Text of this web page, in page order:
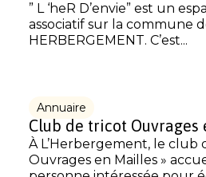
” L ‘heR D’envie” est un
associatif sur la commune
HERBERGEMENT. C’est...
Annuaire
Club de tricot Ouvrages
À L’Herbergement, le club
Ouvrages en Mailles »